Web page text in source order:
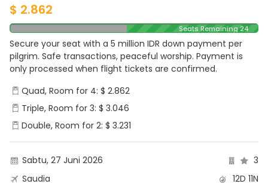
$ 2.862
Seats Remaining 24
Secure your seat with a 5 million IDR down payment per
pilgrim. Safe transactions, peaceful worship. Payment is
only processed when flight tickets are confirmed.
Quad, Room for 4: $ 2.862
Triple, Room for 3: $ 3.046
Double, Room for 2: $ 3.231
Sabtu, 27 Juni 2026
Saudia
3
12D 11N